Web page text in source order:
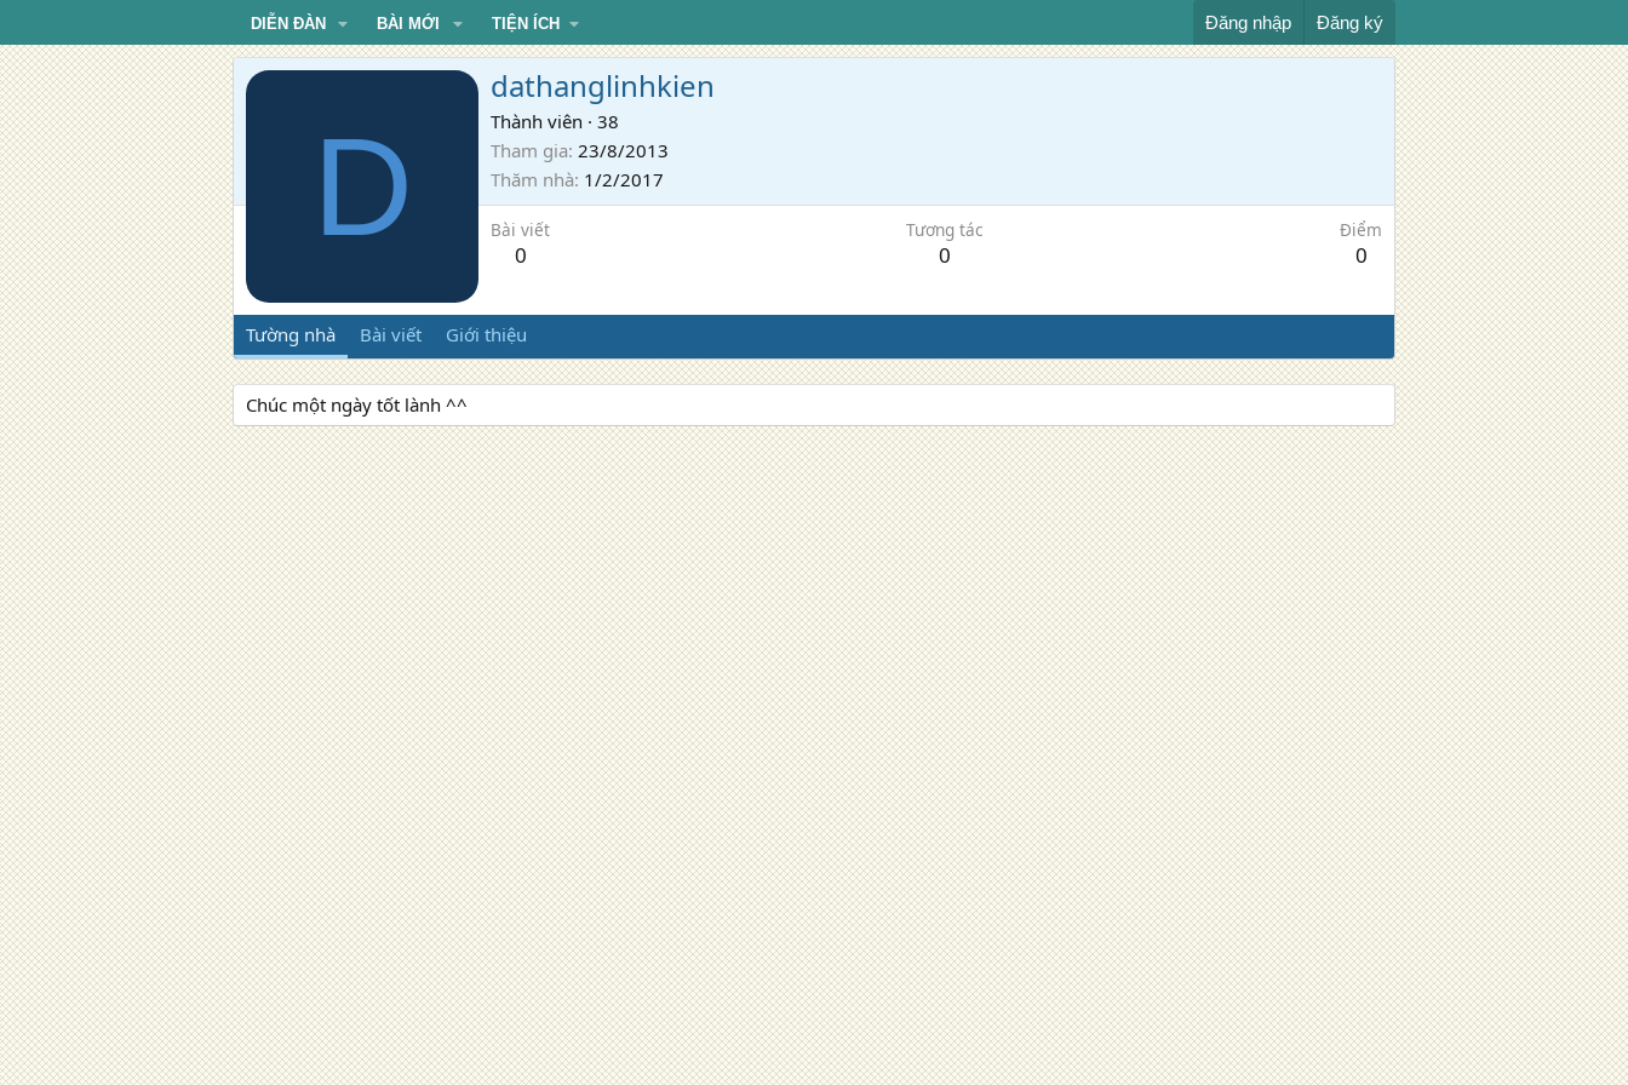
DIỄN ĐÀN BÀI MỚI TIỆN ÍCH Đăng nhập Đăng ký
D
dathanglinhkien
Thành viên · 38
Tham gia 23/8/2013
Thăm nhà 1/2/2017
Bài viết
0
Tương tác
0
Điểm
0
Tường nhà Bài viết Giới thiệu
Chúc một ngày tốt lành ^^